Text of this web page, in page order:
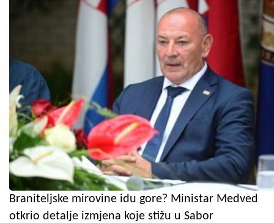
Braniteljske mirovine idu gore? Ministar Medved
otkrio detalje izmjena koje stižu u Sabor